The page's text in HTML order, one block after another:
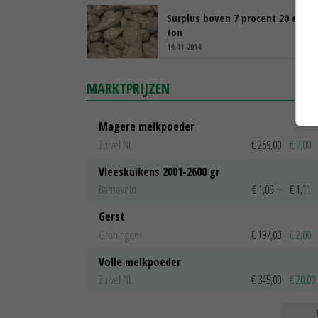
Surplus boven 7 procent 20 euro
ton
14-11-2014
MARKTPRIJZEN
Magere melkpoeder
Zuivel NL
€ 269,00 € 7,00
Vleeskuikens 2001-2600 gr
Barneveld
€ 1,09 ~ € 1,11
Gerst
Groningen
€ 197,00 € 2,00
Volle melkpoeder
Zuivel NL
€ 345,00 € 20,00